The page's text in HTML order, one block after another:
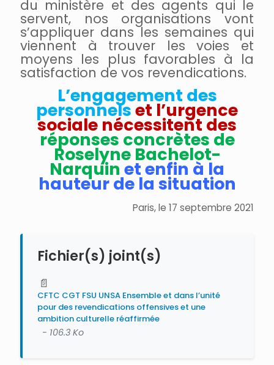
du ministère et des agents qui le
servent, nos organisations vont
s’appliquer dans les semaines qui
viennent à trouver les voies et
moyens les plus favorables à la
satisfaction de vos revendications.
L’engagement des
personnelset l’urgence
sociale nécessitent des
réponses concrètes de
Roselyne Bachelot-
Narquin et enfin à la
hauteur de la situation
Paris, le 17 septembre 2021
Fichier(s) joint(s)
📄
CFTC CGT FSU UNSA Ensemble et dans l’unité
pour des revendications offensives et une
ambition culturelle réaffirmée
- 106.3 Ko